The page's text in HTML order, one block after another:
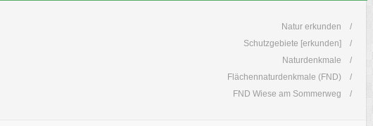
Natur erkunden
Schutzgebiete [erkunden]
Naturdenkmale
Flächennaturdenkmale (FND)
FND Wiese am Sommerweg